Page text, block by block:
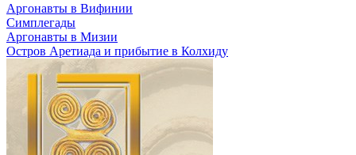
Аргонавты в Вифинии
Симплегады
Аргонавты в Мизии
Остров Аретиада и прибытие в Колхиду